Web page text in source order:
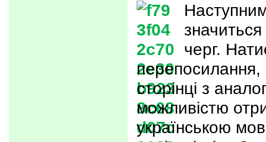
значиться
черг.
сторінці з
можливістю
українською